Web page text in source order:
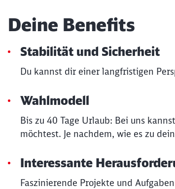
Deine Benefits
Stabilität und Sicherheit
Du kannst dir einer langfristigen
Wahlmodell
Bis zu 40 Tage Urlaub: Bei uns
möchtest. Je nachdem, wie es zu
Interessante
Faszinierende Projekte und